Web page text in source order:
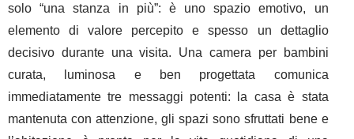
solo “una stanza in più”: è uno spazio emotivo, un
elemento di valore percepito e spesso un dettaglio
decisivo durante una visita. Una camera per bambini
curata, luminosa e ben progettata comunica
immediatamente tre messaggi potenti: la casa è stata
mantenuta con attenzione, gli spazi sono sfruttati bene e